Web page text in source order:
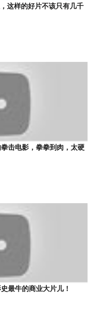
这样的好片不该只有几千
击电影，拳拳到肉，太硬
最牛的商业大片儿！